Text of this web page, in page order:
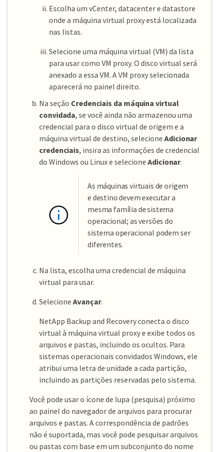
Escolha um vCenter, datacenter e datastore
onde a máquina virtual proxy está localizada
nas listas.
Selecione uma máquina virtual (VM) da lista
para usar como VM proxy. O disco virtual será
anexado a essa VM. A VM proxy selecionada
aparecerá no painel direito.
Na seção Credenciais da máquina virtual
convidada, se você ainda não armazenou uma
credencial para o disco virtual de origem e a
máquina virtual de destino, selecione Adicionar
credenciais, insira as informações de credencial
do Windows ou Linux e selecione Adicionar.
As máquinas virtuais de origem
e destino devem executar a
mesma família de sistema
operacional; as versões do
sistema operacional podem ser
diferentes.
Na lista, escolha uma credencial de máquina
virtual para usar.
Selecione Avançar.
NetApp Backup and Recovery conecta o disco
virtual à máquina virtual proxy e exibe todos os
arquivos e pastas, incluindo os ocultos. Para
sistemas operacionais convidados Windows, ele
atribui uma letra de unidade a cada partição,
incluindo as partições reservadas pelo sistema.
Você pode usar o ícone de lupa (pesquisa) próximo
ao painel do navegador de arquivos para procurar
arquivos e pastas. A correspondência de padrões
não é suportada, mas você pode pesquisar arquivos
ou pastas com base em um subconjunto do nome